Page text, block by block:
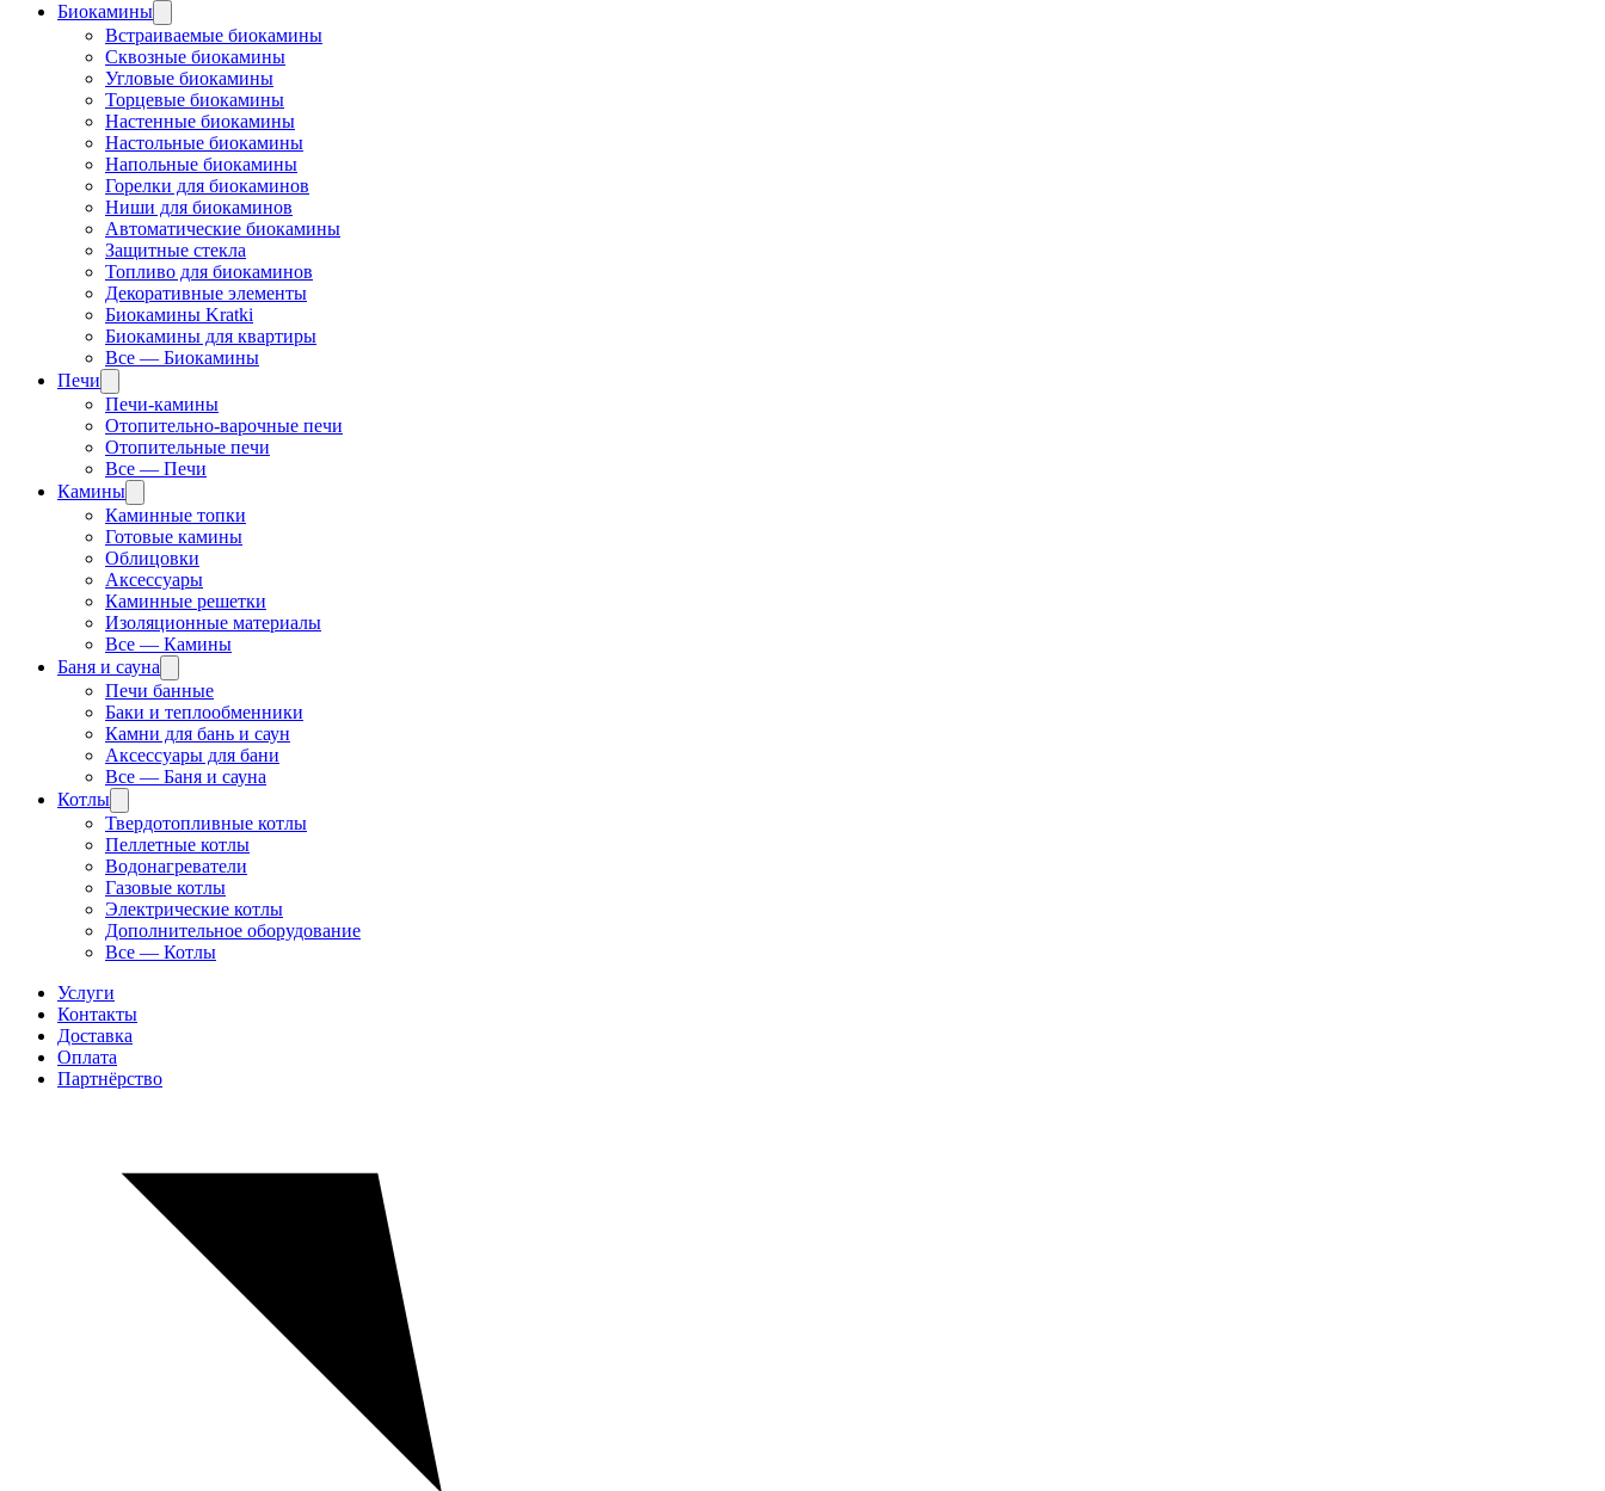
Биокамины
Встраиваемые биокамины
Сквозные биокамины
Угловые биокамины
Торцевые биокамины
Настенные биокамины
Настольные биокамины
Напольные биокамины
Горелки для биокаминов
Ниши для биокаминов
Автоматические биокамины
Защитные стекла
Топливо для биокаминов
Декоративные элементы
Биокамины Kratki
Биокамины для квартиры
Все — Биокамины
Печи
Печи-камины
Отопительно-варочные печи
Отопительные печи
Все — Печи
Камины
Каминные топки
Готовые камины
Облицовки
Аксессуары
Каминные решетки
Изоляционные материалы
Все — Камины
Баня и сауна
Печи банные
Баки и теплообменники
Камни для бань и саун
Аксессуары для бани
Все — Баня и сауна
Котлы
Твердотопливные котлы
Пеллетные котлы
Водонагреватели
Газовые котлы
Электрические котлы
Дополнительное оборудование
Все — Котлы
Услуги
Контакты
Доставка
Оплата
Партнёрство